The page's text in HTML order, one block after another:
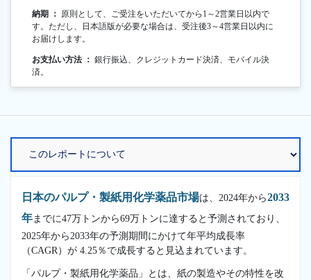
納期 ： 原則として、ご受注をいただいてから1～2営業日以内で
す。ただし、日本語版が必要な場合は、受注後3～4営業日以内に
お届けします。
お支払い方法 ： 銀行振込、クレジットカード決済、モバイル決
済。
日本のパルプ・製紙用化学薬品市場は、2024年から2033
年 までに47万トンから69万トンに達すると予測されており、
2025年から2033年の予測期間にかけて年平均成長率
（CAGR）が 4.25％で成長すると見込まれています。
「パルプ・製紙用化学薬品」とは、紙の製造やその特性を改